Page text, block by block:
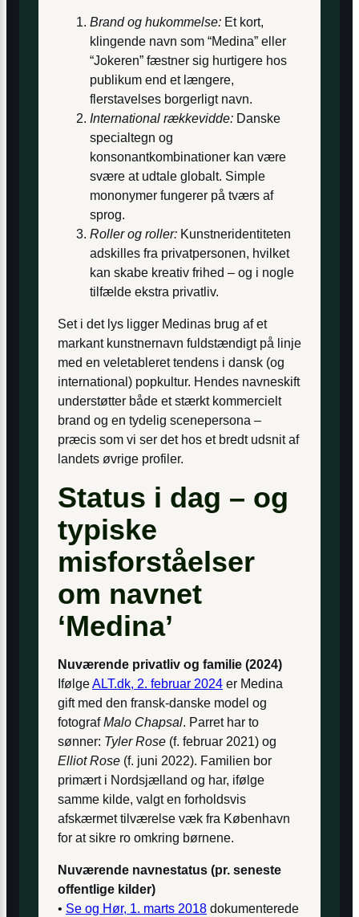
Brand og hukommelse: Et kort,
klingende navn som “Medina” eller
“Jokeren” fæstner sig hurtigere hos
publikum end et længere,
flerstavelses borgerligt navn.
International rækkevidde: Danske
specialtegn og
konsonantkombinationer kan være
svære at udtale globalt. Simple
mononymer fungerer på tværs af
sprog.
Roller og roller: Kunstneridentiteten
adskilles fra privatpersonen, hvilket
kan skabe kreativ frihed – og i nogle
tilfælde ekstra privatliv.
Set i det lys ligger Medinas brug af et
markant kunstnernavn fuldstændigt på linje
med en veletableret tendens i dansk (og
international) popkultur. Hendes navneskift
understøtter både et stærkt kommercielt
brand og en tydelig scenepersona –
præcis som vi ser det hos et bredt udsnit af
landets øvrige profiler.
Status i dag – og
typiske
misforståelser
om navnet
‘Medina’
Nuværende privatliv og familie (2024)
IfølgeALT.dk, 2. februar 2024 er Medina
gift med den fransk-danske model og
fotografMalo Chapsal. Parret har to
sønner: Tyler Rose (f. februar 2021) og
Elliot Rose (f. juni 2022). Familien bor
primært i Nordsjælland og har, ifølge
samme kilde, valgt en forholdsvis
afskærmet tilværelse væk fra København
for at sikre ro omkring børnene.
Nuværende navnestatus (pr. seneste
offentlige kilder)
• Se og Hør, 1. marts 2018 dokumenterede